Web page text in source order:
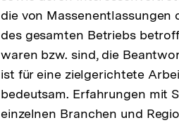
die von Massenentlassungen
des gesamten Betriebs
waren bzw. sind, die
ist für eine zielgerichtete
bedeutsam. Erfahrungen mit
einzelnen Branchen und